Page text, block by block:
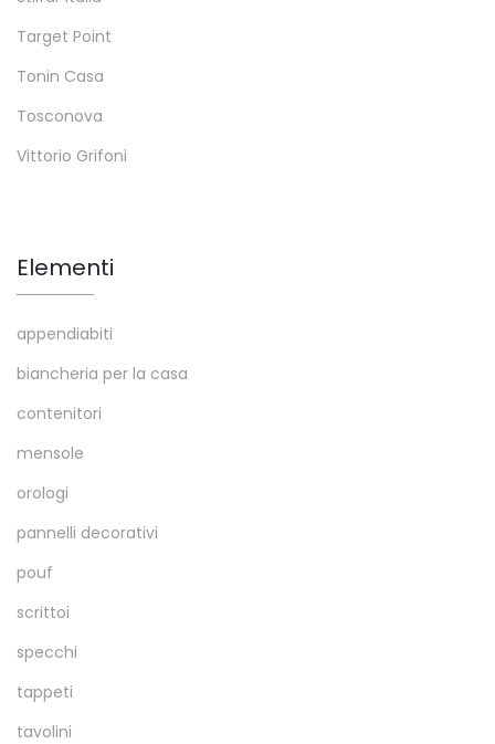
Target Point
Tonin Casa
Tosconova
Vittorio Grifoni
Elementi
appendiabiti
biancheria per la casa
contenitori
mensole
orologi
pannelli decorativi
pouf
scrittoi
specchi
tappeti
tavolini